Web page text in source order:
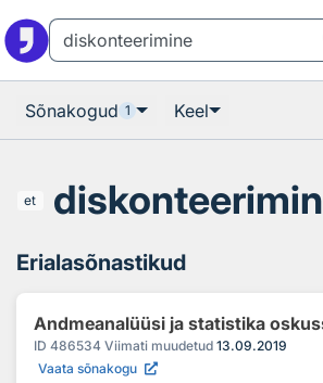
Sõnakogud 1 Keel
et
Erialasõnastikud
Andmeanalüüsi ja statistika
ID 486534 Viimati muudetud 13.09.2019
Vaata sõnakogu